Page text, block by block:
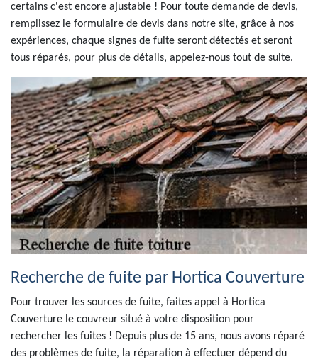
certains c'est encore ajustable ! Pour toute demande de devis,
remplissez le formulaire de devis dans notre site, grâce à nos
expériences, chaque signes de fuite seront détectés et seront
tous réparés, pour plus de détails, appelez-nous tout de suite.
Recherche de fuite par Hortica Couverture
Pour trouver les sources de fuite, faites appel à Hortica
Couverture le couvreur situé à votre disposition pour
rechercher les fuites ! Depuis plus de 15 ans, nous avons réparé
des problèmes de fuite, la réparation à effectuer dépend du